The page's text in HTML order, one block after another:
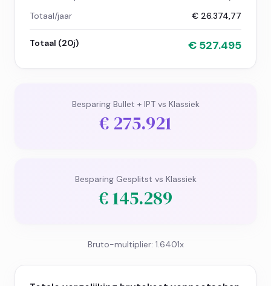
Totaal/jaar
€ 26.374,77
Totaal (20j) € 527.495
Besparing Bullet + IPT vs Klassiek
€ 275.921
Besparing Gesplitst vs Klassiek
€ 145.289
Bruto-multiplier: 1.6401x